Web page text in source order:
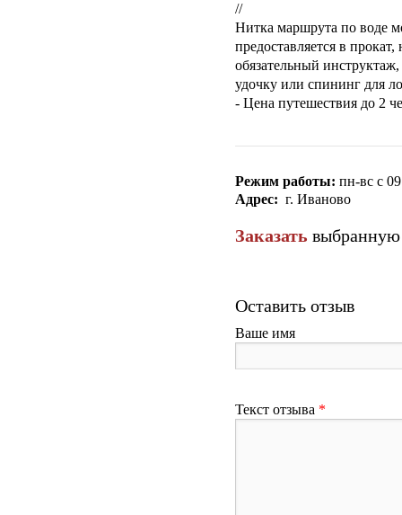
//
Нитка маршрута по воде
предоставляется в
обязательный
удочку или спининг для
- Цена путешествия до 2
Режим работы: пн-вс с
Адрес: г. Иваново
Заказать выбранную
Оставить отзыв
Ваше имя
Текст отзыва *